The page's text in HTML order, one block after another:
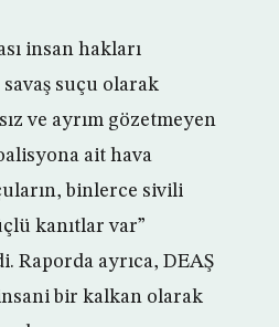
insan hakları
savaş suçu olarak
ve ayrım gözetmeyen
ait hava
binlerce sivili
kanıtlar var”
Raporda ayrıca, DEAŞ
bir kalkan olarak